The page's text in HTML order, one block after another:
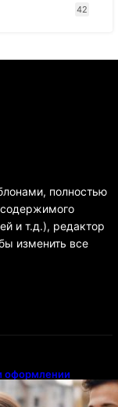
42
полностью
и т.д.), редактор
изменить все
оформлении